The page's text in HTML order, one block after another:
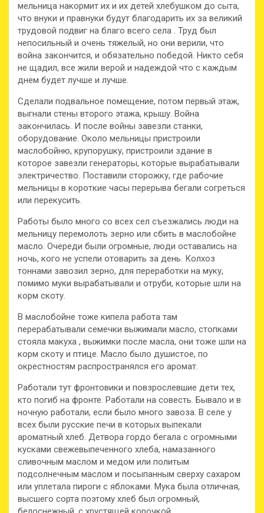
мельница накормит их и их детей хлебушком до сыта,
что внуки и правнуки будут благодарить их за великий
трудовой подвиг на благо всего села . Труд был
непосильный и очень тяжелый, но они верили, что
война закончится, и обязательно победой. Никто себя
не щадил, все жили верой и надеждой что с каждым
днем будет лучше и лучше.
Сделали подвальное помещение, потом первый этаж,
выгнали стены второго этажа, крышу. Война
закончилась. И после войны завезли станки,
оборудование. Около мельницы пристроили
маслобойню, крупорушку, пристроили здание в
которое завезли генераторы, которые вырабатывали
электричество. Поставили сторожку, где рабочие
мельницы в короткие часы перерыва бегали согреться
или перекусить.
Работы было много со всех сел съезжались люди на
мельницу перемолоть зерно или сбить в маслобойне
масло. Очереди были огромные, люди оставались на
ночь, кого не успели отоварить за день. Колхоз
тоннами завозил зерно, для переработки на муку,
помимо муки вырабатывали и отруби, которые шли на
корм скоту.
В маслобойне тоже кипела работа там
перерабатывали семечки выжимали масло, стопками
стояла макуха , выжимки после масла, они тоже шли на
корм скоту и птице. Масло было душистое, по
окрестностям распространялся его аромат.
Работали тут фронтовики и повзрослевшие дети тех,
кто погиб на фронте. Работали на совесть. Бывало и в
ночную работали, если было много завоза. В селе у
всех были русские печи в которых выпекали
ароматный хлеб. Детвора гордо бегала с огромными
кусками свежевыпеченного хлеба, намазанного
сливочным маслом и медом или политым
подсолнечным маслом и посыпанным сверху сахаром
или уплетала пироги с яблоками. Мука была отличная,
высшего сорта поэтому хлеб был огромный,